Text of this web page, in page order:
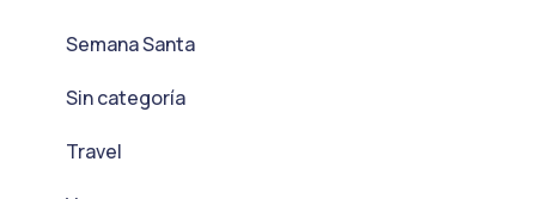
Semana Santa
Sin categoría
Travel